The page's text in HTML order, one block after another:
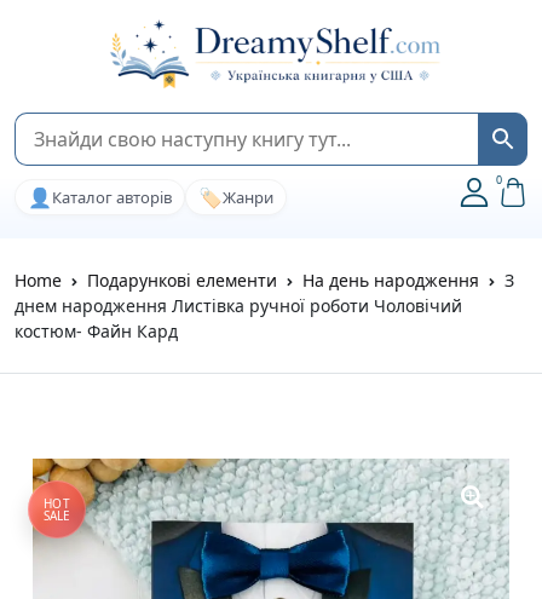
👤 Каталог авторів 🏷️Жанри
0
Home Подарункові елементи На день народження
З
днем народження Листівка ручної роботи Чоловічий
костюм- Файн Кард
HOT
SALE